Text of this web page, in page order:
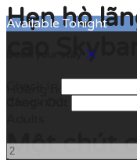
Hẹn hò
cao Skybar!
Một chút
Available Tonight